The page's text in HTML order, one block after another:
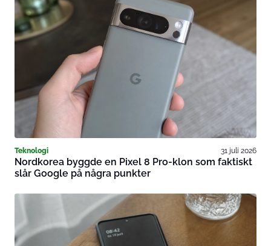
Teknologi 31 juli 2026
Nordkorea byggde en Pixel 8 Pro-klon som faktiskt
slår Google på några punkter